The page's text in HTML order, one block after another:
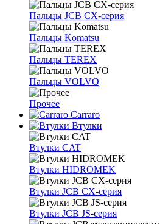
Пальцы JCB CX-серия
Пальцы Komatsu
Пальцы TEREX
Пальцы VOLVO
Прочее
Carraro
Втулки
Втулки CAT
Втулки HIDROMEK
Втулки JCB CX-серия
Втулки JCB JS-серия